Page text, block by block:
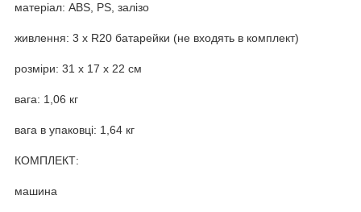
матеріал: ABS, PS, залізо
живлення: 3 x R20 батарейки (не входять в комплект)
розміри: 31 x 17 x 22 см
вага: 1,06 кг
вага в упаковці: 1,64 кг
КОМПЛЕКТ:
машина